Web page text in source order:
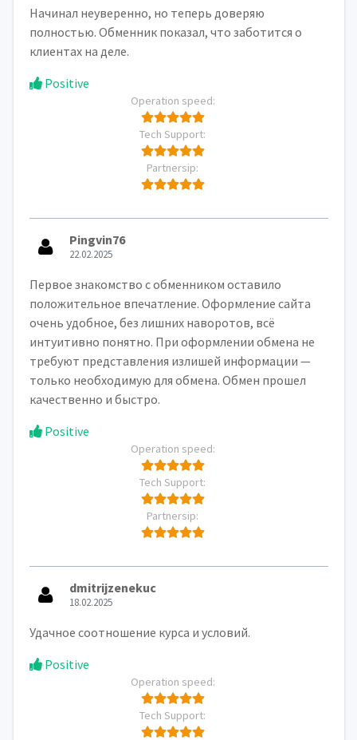
Начинал неуверенно, но теперь доверяю
полностью. Обменник показал, что заботится о
клиентах на деле.
Positive
Operation speed:
Tech Support:
Partnersip:
Pingvin76
22.02.2025
Первое знакомство с обменником оставило
положительное впечатление. Оформление сайта
очень удобное, без лишних наворотов, всё
интуитивно понятно. При оформлении обмена не
требуют представления излишей информации —
только необходимую для обмена. Обмен прошел
качественно и быстро.
Positive
Operation speed:
Tech Support:
Partnersip:
dmitrijzenekuc
18.02.2025
Удачное соотношение курса и условий.
Positive
Operation speed:
Tech Support: